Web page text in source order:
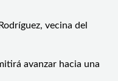
vecina del
avanzar hacia una